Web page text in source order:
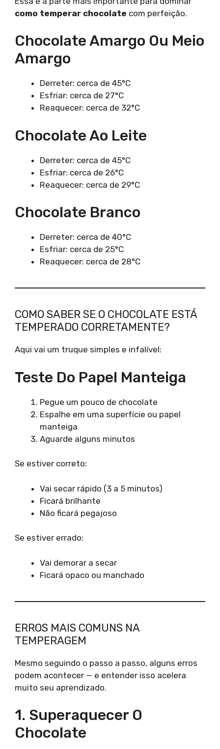
como temperar chocolate com perfeição.
Chocolate Amargo Ou Meio
Amargo
Derreter: cerca de 45°C
Esfriar: cerca de 27°C
Reaquecer: cerca de 32°C
Chocolate Ao Leite
Derreter: cerca de 45°C
Esfriar: cerca de 26°C
Reaquecer: cerca de 29°C
Chocolate Branco
Derreter: cerca de 40°C
Esfriar: cerca de 25°C
Reaquecer: cerca de 28°C
COMO SABER SE O CHOCOLATE ESTÁ
TEMPERADO CORRETAMENTE?
Aqui vai um truque simples e infalível:
Teste Do Papel Manteiga
Pegue um pouco de chocolate
Espalhe em uma superfície ou papel
manteiga
Aguarde alguns minutos
Se estiver correto:
Vai secar rápido (3 a 5 minutos)
Ficará brilhante
Não ficará pegajoso
Se estiver errado:
Vai demorar a secar
Ficará opaco ou manchado
ERROS MAIS COMUNS NA
TEMPERAGEM
Mesmo seguindo o passo a passo, alguns erros
podem acontecer — e entender isso acelera
muito seu aprendizado.
1. Superaquecer O
Chocolate